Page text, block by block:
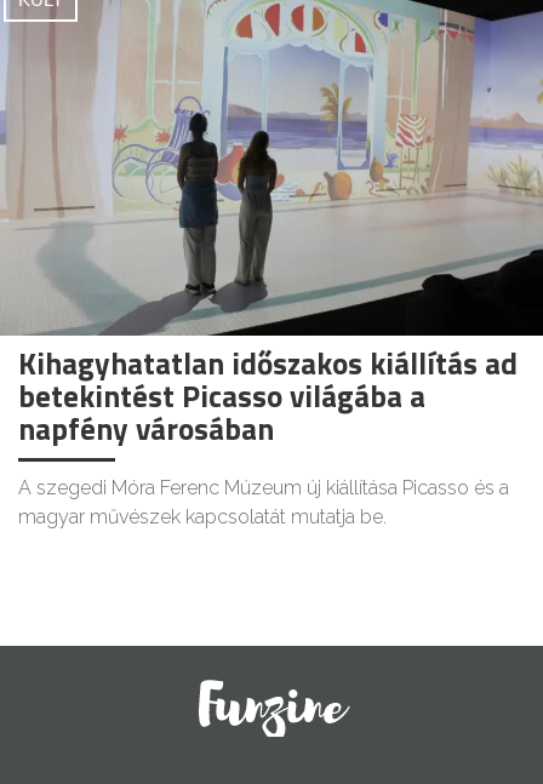
Kihagyhatatlan időszakos kiállítás ad
betekintést Picasso világába a
napfény városában
A szegedi Móra Ferenc Múzeum új kiállítása Picasso és a
magyar művészek kapcsolatát mutatja be.